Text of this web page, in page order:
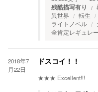
残酷描写有り
異世界 転生
ライトノベル
全肯定レギュレ
2018年7
月22日
ドスコイ！！
★★★ Excellent!!!